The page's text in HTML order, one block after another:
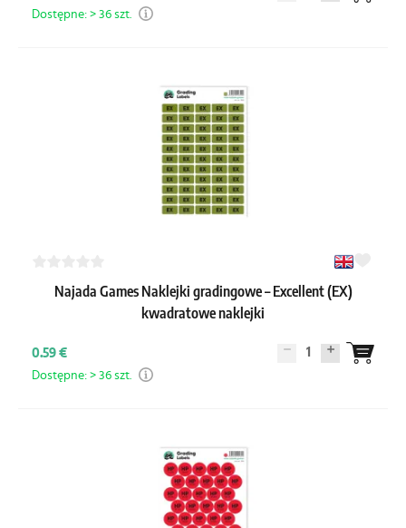
Dostępne: > 36 szt.
Najada Games Naklejki gradingowe – Excellent (EX)
kwadratowe naklejki
0.59 € 1
Dostępne: > 36 szt.